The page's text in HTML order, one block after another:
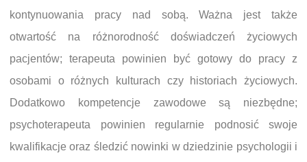
kontynuowania pracy nad sobą. Ważna jest także
otwartość na różnorodność doświadczeń życiowych
pacjentów; terapeuta powinien być gotowy do pracy z
osobami o różnych kulturach czy historiach życiowych.
Dodatkowo kompetencje zawodowe są niezbędne;
psychoterapeuta powinien regularnie podnosić swoje
kwalifikacje oraz śledzić nowinki w dziedzinie psychologii i